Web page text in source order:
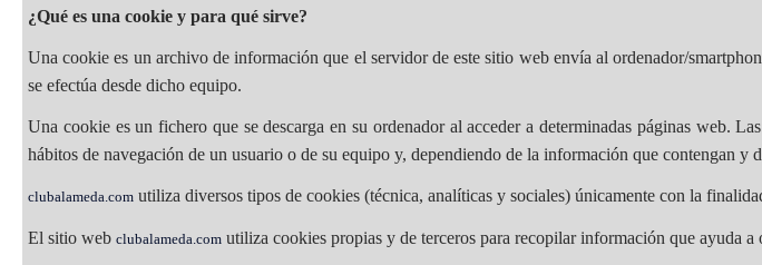
¿Qué es una cookie y para qué sirve?
Una cookie es un archivo de información que el servidor de este sitio web envía al ordenador/
se efectúa desde dicho equipo.
Una cookie es un fichero que se descarga en su ordenador al acceder a determinadas páginas web.
hábitos de navegación de un usuario o de su equipo y, dependiendo de la información que contengan
clubalameda.com utiliza diversos tipos de cookies (técnica, analíticas y sociales) únicamente con la
El sitio web clubalameda.com utiliza cookies propias y de terceros para recopilar información que ayuda